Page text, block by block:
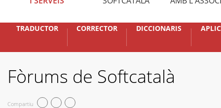
TRADUCTOR CORRECTOR DICCIONARIS
Fòrums de Softcatalà
Compartiu